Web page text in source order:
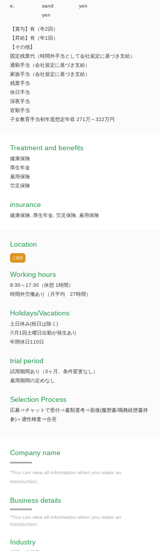
e:
sand
yen
yen
【賞与】有（年2回）
【昇給】有（年1回）
【その他】
固定残業代（時間外手当として会社規定に基づき支給）
通勤手当（会社規定に基づき支給）
家族手当（会社規定に基づき支給）
残業手当
休日手当
深夜手当
皆勤手当
子女教育手当初年度想定年収 271万～322万円
Treatment and benefits
健康保険
厚生年金
雇用保険
労災保険
insurance
健康保険, 厚生年金, 労災保険, 雇用保険
Location
三重県
Working hours
8:30～17:30（休憩 1時間）
時間外労働あり（月平均 27時間）
​Holidays/Vacations
土日休み(祝日は除く)
※月1回土曜日出勤が発生あり
年間休日110日
trial period
試用期間あり（3ヶ月、条件変更なし）
雇用期間の定めなし
Selection Process
応募⇒チャットで受付⇒書類選考⇒面接(履歴書/職務経歴書持
参)＋適性検査⇒合否
Company name
***********
*You can view all information when you make an
introduction.
​Business details
***********
*You can view all information when you make an
introduction.
Industry